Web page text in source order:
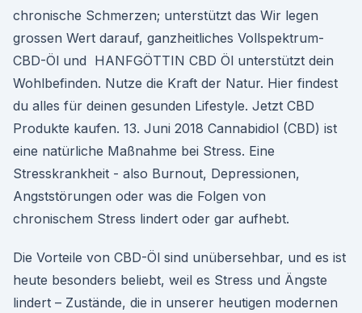
chronische Schmerzen; unterstützt das Wir legen
grossen Wert darauf, ganzheitliches Vollspektrum-
CBD-Öl und HANFGÖTTIN CBD Öl unterstützt dein
Wohlbefinden. Nutze die Kraft der Natur. Hier findest
du alles für deinen gesunden Lifestyle. Jetzt CBD
Produkte kaufen. 13. Juni 2018 Cannabidiol (CBD) ist
eine natürliche Maßnahme bei Stress. Eine
Stresskrankheit - also Burnout, Depressionen,
Angststörungen oder was die Folgen von
chronischem Stress lindert oder gar aufhebt.
Die Vorteile von CBD-Öl sind unübersehbar, und es ist
heute besonders beliebt, weil es Stress und Ängste
lindert – Zustände, die in unserer heutigen modernen